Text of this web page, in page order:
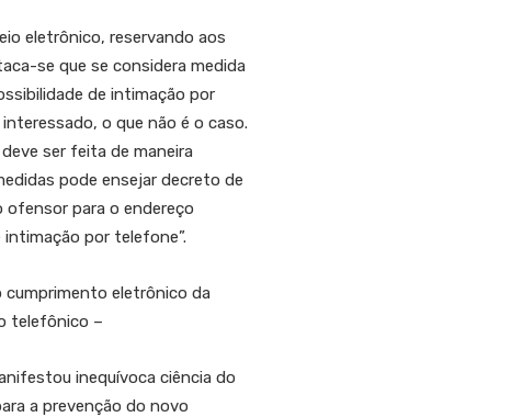
eletrônico, reservando aos
se que se considera medida
de intimação por
o que não é o caso.
ser feita de maneira
pode ensejar decreto de
ofensor para o endereço
por telefone”.
cumprimento eletrônico da
telefônico –
inequívoca ciência do
a prevenção do novo